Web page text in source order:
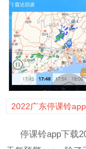
2022广东停课铃
停课铃app下载